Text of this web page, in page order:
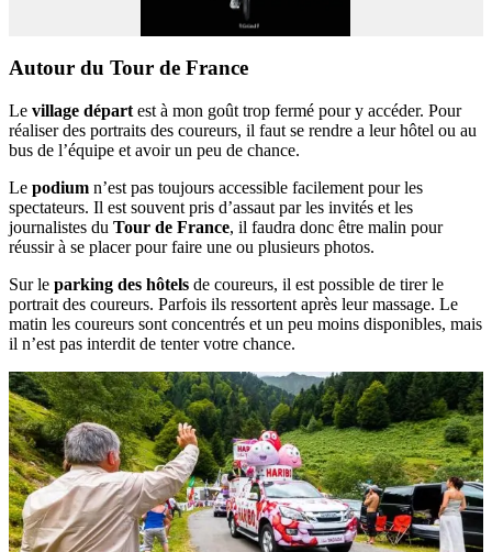
Autour du Tour de France
Le village départ est à mon goût trop fermé pour y accéder. Pour
réaliser des portraits des coureurs, il faut se rendre a leur hôtel ou au
bus de l’équipe et avoir un peu de chance.
Le podium n’est pas toujours accessible facilement pour les
spectateurs. Il est souvent pris d’assaut par les invités et les
journalistes du Tour de France, il faudra donc être malin pour
réussir à se placer pour faire une ou plusieurs photos.
Sur le parking des hôtels de coureurs, il est possible de tirer le
portrait des coureurs. Parfois ils ressortent après leur massage. Le
matin les coureurs sont concentrés et un peu moins disponibles, mais
il n’est pas interdit de tenter votre chance.